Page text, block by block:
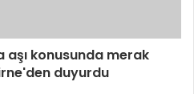
aşı konusunda merak
duyurdu